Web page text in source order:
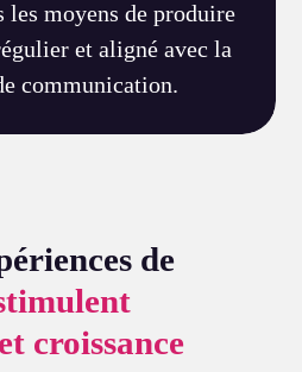
les moyens de produire
et aligné avec la
communication.
de
croissance